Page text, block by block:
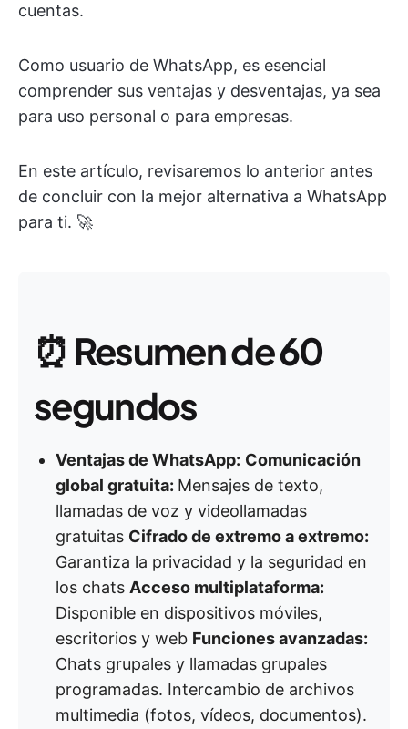
cuentas.
Como usuario de WhatsApp, es esencial
comprender sus ventajas y desventajas, ya sea
para uso personal o para empresas.
En este artículo, revisaremos lo anterior antes
de concluir con la mejor alternativa a WhatsApp
para ti. 🚀
⏰ Resumen de 60
segundos
Ventajas de WhatsApp: Comunicación
global gratuita: Mensajes de texto,
llamadas de voz y videollamadas
gratuitas Cifrado de extremo a extremo:
Garantiza la privacidad y la seguridad en
los chats Acceso multiplataforma:
Disponible en dispositivos móviles,
escritorios y web Funciones avanzadas:
Chats grupales y llamadas grupales
programadas. Intercambio de archivos
multimedia (fotos, vídeos, documentos).